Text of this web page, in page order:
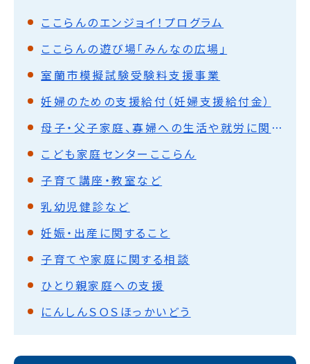
ここらんのエンジョイ！プログラム
ここらんの遊び場「みんなの広場」
室蘭市模擬試験受験料支援事業
妊婦のための支援給付（妊婦支援給付金）
母子・父子家庭、寡婦への生活や就労に関する相談
こども家庭センターここらん
子育て講座・教室など
乳幼児健診など
妊娠・出産に関すること
子育てや家庭に関する相談
ひとり親家庭への支援
にんしんＳＯＳほっかいどう